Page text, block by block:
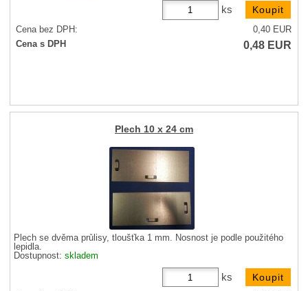
ks
Cena bez DPH: 0,40 EUR
Cena s DPH
0,48 EUR
Plech 10 x 24 cm
Plech se dvěma průlisy, tloušťka 1 mm. Nosnost je podle použitého
lepidla.
Dostupnost:skladem
ks